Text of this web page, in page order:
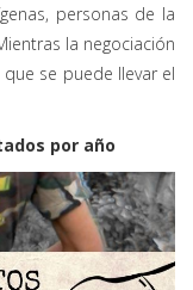
personas de la
la negociación
se puede llevar el
por año